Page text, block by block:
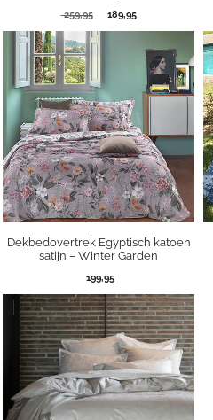
259,95
Oorspronkelijke
189,95Huidige
189,95.
Dekbedovertrek Egyptisch katoen
satijn – Winter Garden
199,95